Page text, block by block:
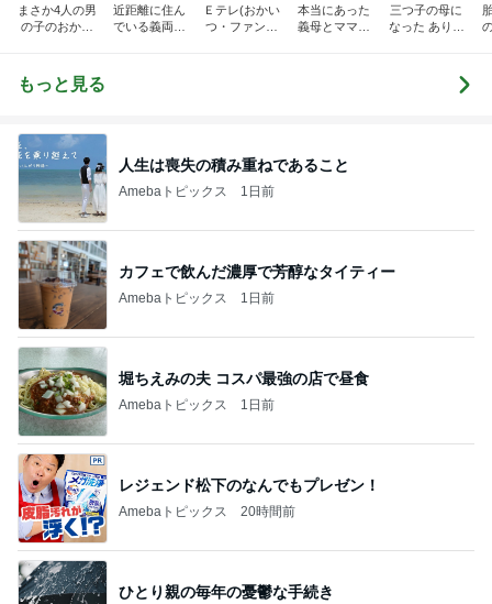
まさか4人の男
の子のおかあ
近距離に住ん
でいる義両親
Ｅテレ(おかい
つ・ファンタ
本当にあった
義母とママ友
三つ子の母に
なった ありつ
もっと見る
人生は喪失の積み重ねであること
Amebaトピックス 1日前
カフェで飲んだ濃厚で芳醇なタイティー
Amebaトピックス 1日前
堀ちえみの夫 コスパ最強の店で昼食
Amebaトピックス 1日前
レジェンド松下のなんでもプレゼン！
Amebaトピックス 20時間前
ひとり親の毎年の憂鬱な手続き